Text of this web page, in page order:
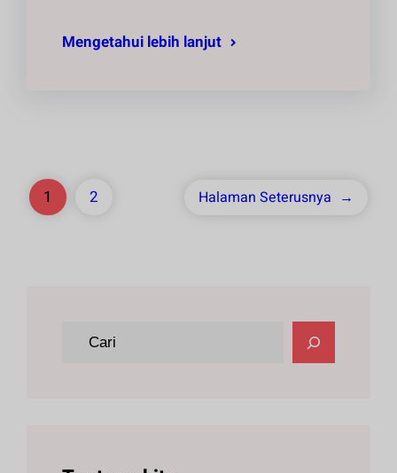
Mengetahui lebih lanjut
1 2 Halaman Seterusnya →